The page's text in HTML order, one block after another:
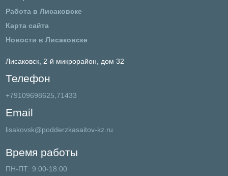
Работа в Лисаковске
Карта сайта
Новости в Лисаковске
Лисаковск, 2-й микрорайон, дом 32
Телефон
+79109698625,71433
Email
lisakovsk@podderzkasaitov-kz.ru
Время работы
ПН-ПТ: 9:00-18:00